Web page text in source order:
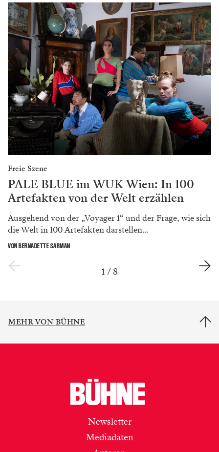
Freie Szene
PALE BLUE im WUK Wien: In 100
Artefakten von der Welt erzählen
Ausgehend von der „Voyager 1“ und der Frage, wie sich
die Welt in 100 Artefakten darstellen...
VON BERNADETTE SARMAN
1 / 8
MEHR VON BÜHNE
Newsletter
Mediadaten